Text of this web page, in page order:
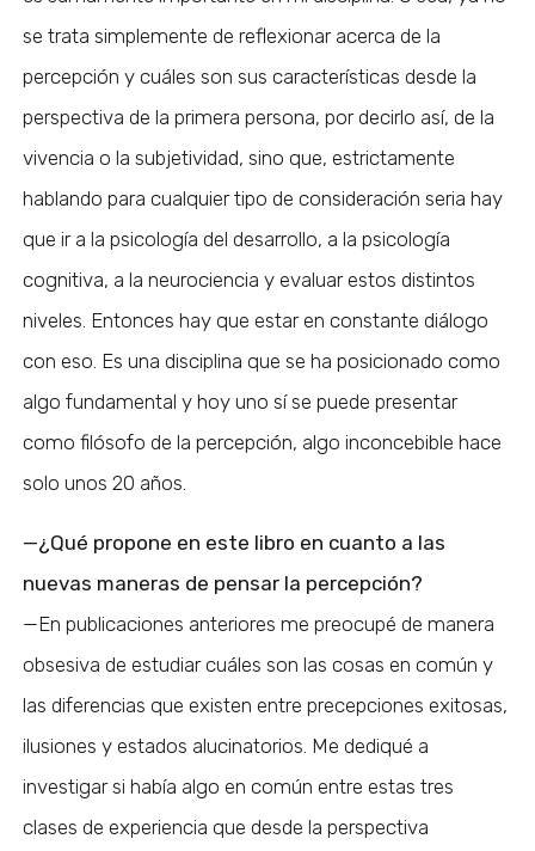
se trata simplemente de reflexionar acerca de la
percepción y cuáles son sus características desde la
perspectiva de la primera persona, por decirlo así, de la
vivencia o la subjetividad, sino que, estrictamente
hablando para cualquier tipo de consideración seria hay
que ir a la psicología del desarrollo, a la psicología
cognitiva, a la neurociencia y evaluar estos distintos
niveles. Entonces hay que estar en constante diálogo
con eso. Es una disciplina que se ha posicionado como
algo fundamental y hoy uno sí se puede presentar
como filósofo de la percepción, algo inconcebible hace
solo unos 20 años.
—¿Qué propone en este libro en cuanto a las
nuevas maneras de pensar la percepción?
—En publicaciones anteriores me preocupé de manera
obsesiva de estudiar cuáles son las cosas en común y
las diferencias que existen entre precepciones exitosas,
ilusiones y estados alucinatorios. Me dediqué a
investigar si había algo en común entre estas tres
clases de experiencia que desde la perspectiva